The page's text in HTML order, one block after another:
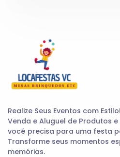
Realize Seus Eventos com
Venda e Aluguel de Produtos
você precisa para uma festa
Transforme seus momentos
memórias.